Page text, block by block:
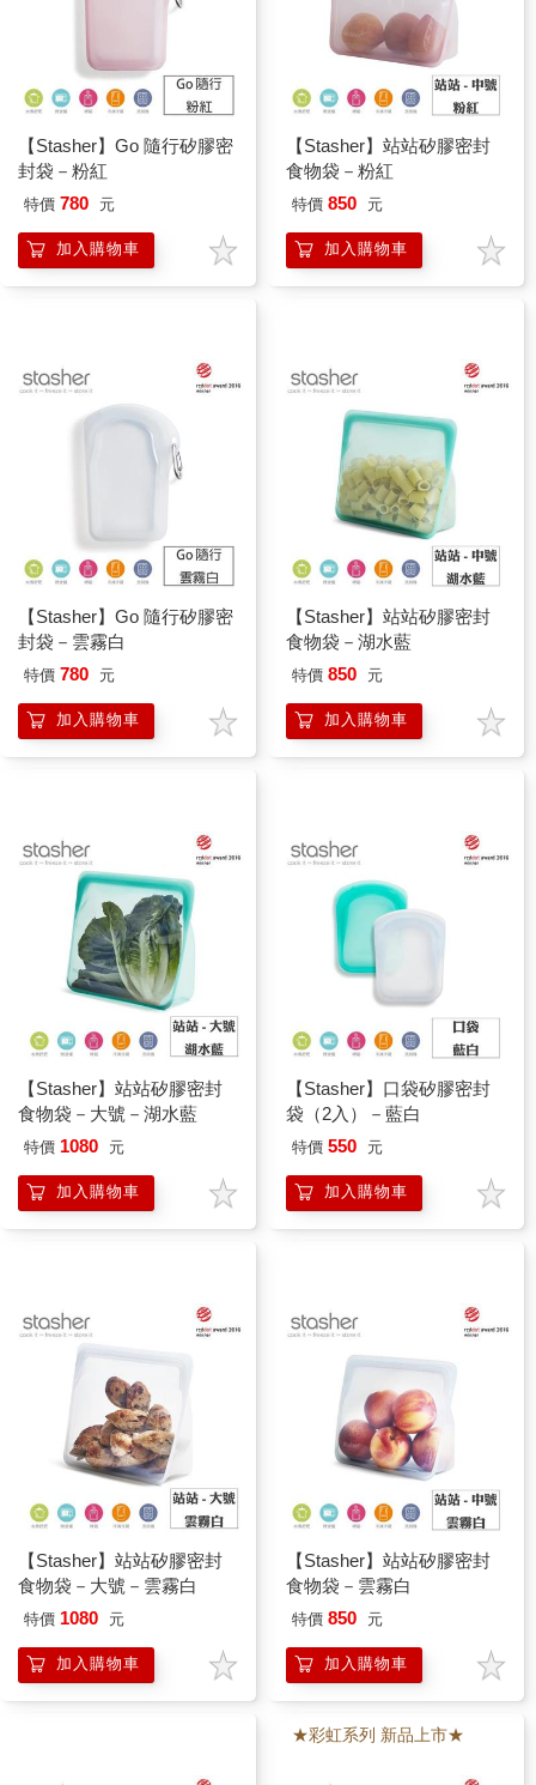
【Stasher】Go 隨行矽膠密
封袋－粉紅
特價 780 元
加入購物車
【Stasher】站站矽膠密封
食物袋－粉紅
特價 850 元
加入購物車
【Stasher】Go 隨行矽膠密
封袋－雲霧白
特價 780 元
加入購物車
【Stasher】站站矽膠密封
食物袋－湖水藍
特價 850 元
加入購物車
【Stasher】站站矽膠密封
食物袋－大號－湖水藍
特價 1080 元
加入購物車
【Stasher】口袋矽膠密封
袋（2入）－藍白
特價 550 元
加入購物車
【Stasher】站站矽膠密封
食物袋－大號－雲霧白
特價 1080 元
加入購物車
【Stasher】站站矽膠密封
食物袋－雲霧白
特價 850 元
加入購物車
★彩虹系列 新品上市★